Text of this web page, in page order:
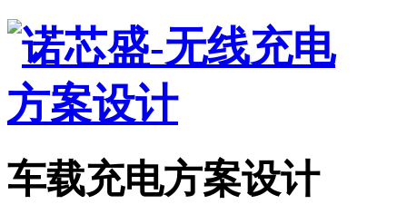
车载充电方案设计